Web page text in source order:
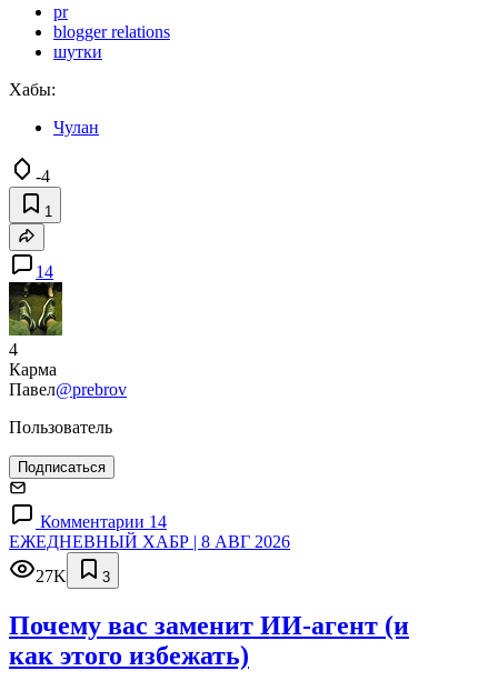
pr
blogger relations
шутки
Хабы:
Чулан
-4
1
14
4
Карма
Павел@prebrov
Пользователь
Подписаться
Комментарии 14
ЕЖЕДНЕВНЫЙ ХАБР | 8 АВГ 2026
27K
3
Почему вас заменит ИИ‑агент (и
как этого избежать)